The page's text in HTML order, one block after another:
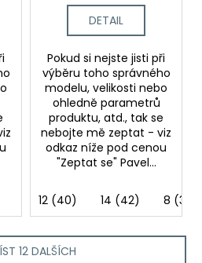
DETAIL
Pokud si nejste jisti při
výběru toho správného
modelu, velikosti nebo
ohledně parametrů
produktu, atd., tak se
nebojte mě zeptat - viz
odkaz níže pod cenou
"Zeptat se" Pavel...
12 (40) 14 (42) 8 (36)
12 DALŠÍCH